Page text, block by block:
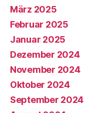
März 2025
Februar 2025
Januar 2025
Dezember 2024
November 2024
Oktober 2024
September 2024